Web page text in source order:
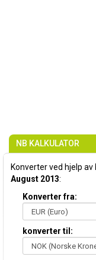
NB KALKULATOR
Konverter ved hjelp av
August 2013:
Konverter fra:
konverter til: